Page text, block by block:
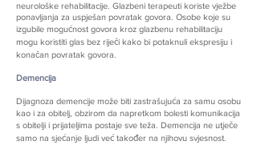
neurološke rehabilitacije. Glazbeni terapeuti koriste vježbe
ponavljanja za uspješan povratak govora. Osobe koje su
izgubile mogućnost govora kroz glazbenu rehabilitaciju
mogu koristiti glas bez riječi kako bi potaknuli ekspresiju i
konačan povratak govora.
Demencija
Dijagnoza demencije može biti zastrašujuća za samu osobu
kao i za obitelj, obzirom da napretkom bolesti komunikacija
s obitelji i prijateljima postaje sve teža. Demencija ne utječe
samo na sjećanje ljudi već također na njihovu svjesnost.